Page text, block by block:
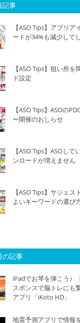
記事
【ASO Tips】アプリ
ードが34%も減少して
【ASO Tips】狙い所
ド設定
【ASO Tips】ASOの
ー開催のおしらせ
【ASO Tips】ASOし
ンロードが増えません
【ASO Tips】サジェ
よいキーワードの選び
の記事
iPadでお琴を弾こう♪
スポンスで脳トレにも
アプリ「iKoto HD」
地震予測アプリで情報